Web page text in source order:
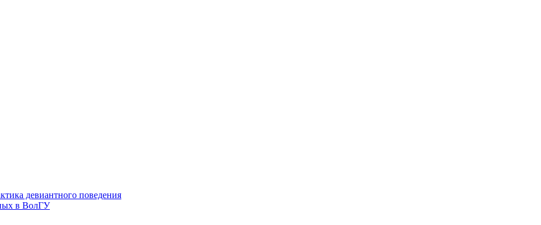
девиантного поведения
в ВолГУ